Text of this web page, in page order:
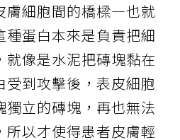
膚細胞間的橋樑—也就
蛋白本來是負責把細
就像是水泥把磚塊黏在
受到攻擊後，表皮細胞
獨立的磚塊，再也無法
所以才使得患者皮膚輕